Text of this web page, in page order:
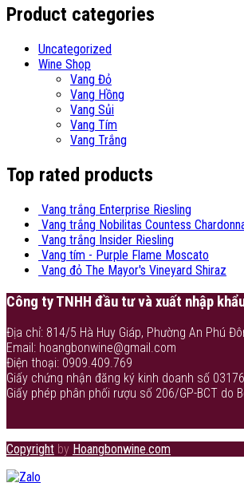
Product categories
Uncategorized
Wine Shop
Vang Đỏ
Vang Hồng
Vang Sủi
Vang Tím
Vang Trắng
Top rated products
Vang trắng Enterprise Riesling
Vang trắng Nobilitas Countess
Vang trắng Insider Riesling
Vang tím - Purple Flame Moscato
Vang đỏ The Mayor's Vineyard Shiraz
Công ty TNHH đầu tư và xuất nhập
Địa chỉ: 814/5 Hà Huy Giáp, Phường An Phú
Email: hoangbonwine@gmail.com
Điện thoại: 0909.409.769
Giấy chứng nhận đăng ký kinh doanh số
Giấy phép phân phối rượu số 206/GP-BCT do
Copyright by Hoangbonwine.com